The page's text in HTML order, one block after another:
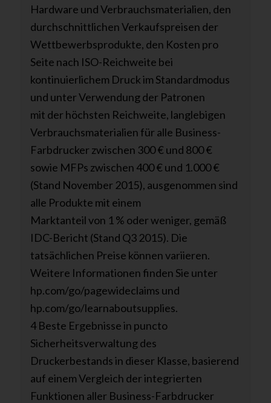
Hardware und Verbrauchsmaterialien, den
durchschnittlichen Verkaufspreisen der
Wettbewerbsprodukte, den Kosten pro
Seite nach ISO-Reichweite bei
kontinuierlichem Druck im Standardmodus
und unter Verwendung der Patronen
mit der höchsten Reichweite, langlebigen
Verbrauchsmaterialien für alle Business-
Farbdrucker zwischen 300 € und 800 €
sowie MFPs zwischen 400 € und 1.000 €
(Stand November 2015), ausgenommen sind
alle Produkte mit einem
Marktanteil von 1 % oder weniger, gemäß
IDC-Bericht (Stand Q3 2015). Die
tatsächlichen Preise können variieren.
Weitere Informationen finden Sie unter
hp.com/go/pagewideclaims und
hp.com/go/learnaboutsupplies.
4 Beste Ergebnisse in puncto
Sicherheitsverwaltung des
Druckerbestands in dieser Klasse, basierend
auf einem Vergleich der integrierten
Funktionen aller Business-Farbdrucker